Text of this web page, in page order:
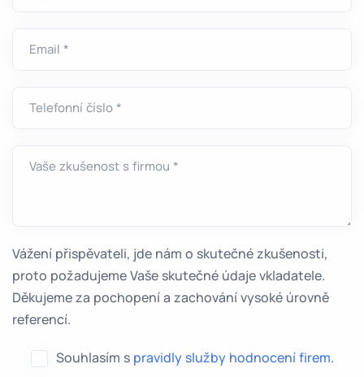
Email *
Telefonní číslo *
Vaše zkušenost s firmou *
Vážení přispěvateli, jde nám o skutečné zkušenosti,
proto požadujeme Vaše skutečné údaje vkladatele.
Děkujeme za pochopení a zachování vysoké úrovně
referencí.
Souhlasím s pravidly služby hodnocení firem.